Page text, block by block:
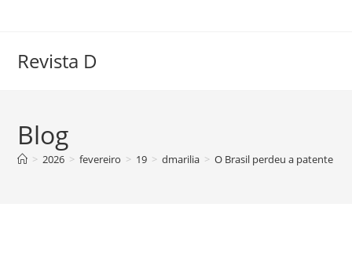
conteúdo
Revista D
Blog
> 2026 > fevereiro > 19 > dmarilia > O Brasil perdeu a patente